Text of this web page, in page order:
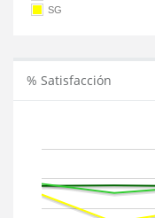
SG
% Satisfacción